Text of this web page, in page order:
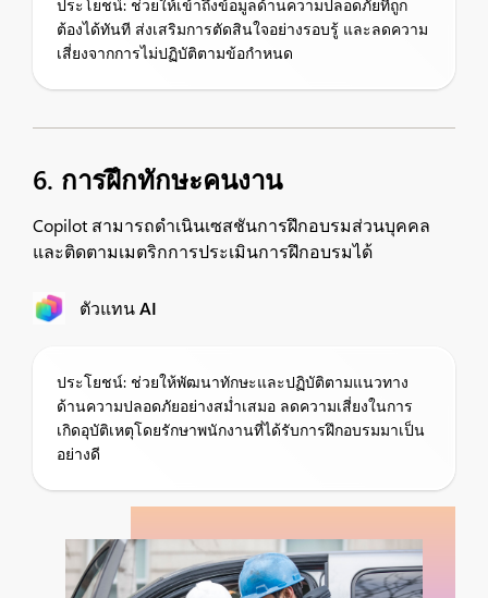
ประโยชน์: ช่วยให้เข้าถึงข้อมูลด้านความปลอดภัยที่ถูก
ต้องได้ทันที ส่งเสริมการตัดสินใจอย่างรอบรู้ และลดความ
เสี่ยงจากการไม่ปฏิบัติตามข้อกำหนด
6. การฝึกทักษะคนงาน
Copilot สามารถดำเนินเซสชันการฝึกอบรมส่วนบุคคล
และติดตามเมตริกการประเมินการฝึกอบรมได้
ตัวแทน AI
ประโยชน์: ช่วยให้พัฒนาทักษะและปฏิบัติตามแนวทาง
ด้านความปลอดภัยอย่างสม่ำเสมอ ลดความเสี่ยงในการ
เกิดอุบัติเหตุโดยรักษาพนักงานที่ได้รับการฝึกอบรมมาเป็น
อย่างดี